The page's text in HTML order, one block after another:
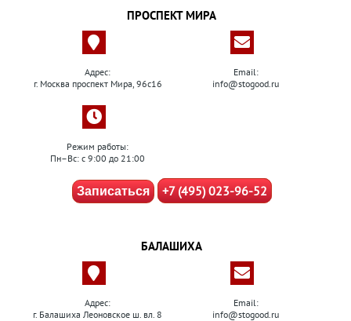
ПРОСПЕКТ МИРА
Адрес:
г. Москва проспект Мира, 96с16
Email:
info@stogood.ru
Режим работы:
Пн–Вс: с 9:00 до 21:00
Записаться +7 (495) 023-96-52
БАЛАШИХА
Адрес:
г. Балашиха Леоновское ш. вл. 8
Email:
info@stogood.ru